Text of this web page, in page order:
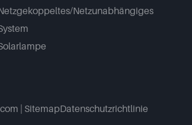
netzunabhängiges
| SitemapDatenschutzrichtlinie